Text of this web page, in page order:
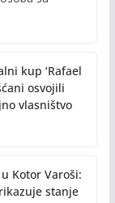
kup ‘Rafael
osvojili
vlasništvo
Kotor Varoši:
stanje